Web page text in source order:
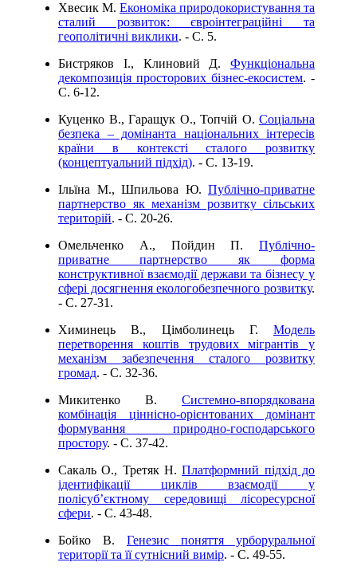
Хвесик М. Економіка природокористування та
сталий розвиток: євроінтеграційні та
геополітичні виклики. - C. 5.
Бистряков І., Клиновий Д. Функціональна
декомпозиція просторових бізнес-екосистем. -
C. 6-12.
Куценко В., Гаращук О., Топчій О. Соціальна
безпека – домінанта національних інтересів
країни в контексті сталого розвитку
(концептуальний підхід). - C. 13-19.
Ільїна М., Шпильова Ю. Публічно-приватне
партнерство як механізм розвитку сільських
територій. - C. 20-26.
Омельченко А., Пойдин П. Публічно-
приватне партнерство як форма
конструктивної взаємодії держави та бізнесу у
сфері досягнення екологобезпечного розвитку.
- C. 27-31.
Химинець В., Цімболинець Г. Модель
перетворення коштів трудових мігрантів у
механізм забезпечення сталого розвитку
громад. - C. 32-36.
Микитенко В. Системно-впорядкована
комбінація ціннісно-орієнтованих домінант
формування природно-господарського
простору. - C. 37-42.
Сакаль О., Третяк Н.Платформний підхід до
ідентифікації циклів взаємодії у
полісубʼєктному середовищі лісоресурсної
сфери. - C. 43-48.
Бойко В. Генезис поняття урборуральної
території та її сутнісний вимір. - C. 49-55.